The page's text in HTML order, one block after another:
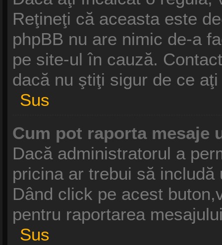
Reţineţi că aceasta este
phpBB nu are nimic de-a
pe site-ul în cauză.
dacă nu ştiţi sigur de ce
Sus
Cum pot raporta mesaje
Dacă administratorul a
pricina ar trebui să
Dând click pe acest
pentru raportarea
Sus